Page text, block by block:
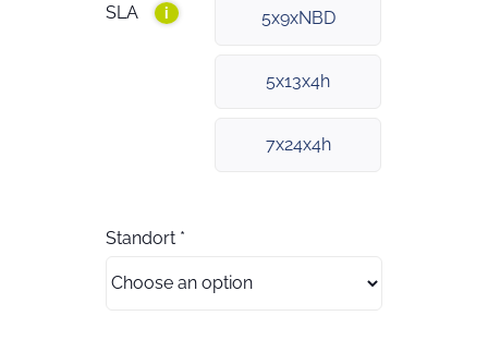
SLA i 5x9xNBD
5x13x4h
7x24x4h
Standort *